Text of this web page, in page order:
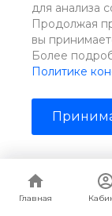
для анализа
Продолжая
вы
Более
Политике
Главная
Главная
©